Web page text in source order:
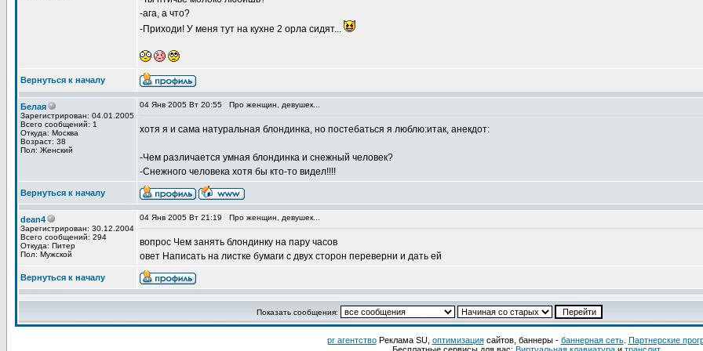
-ага, а что?
-Приходи! У меня тут на кухне 2 орла сидят...
Вернуться к началу
Белая
Зарегистрирован: 04.01.2005
Всего сообщений: 1
Откуда: Москва
Возраст: 38
Пол: Женский
04 Янв 2005 Вт 20:55 Про женщин, девушек...
хотя я и сама натуральная блондинка, но постебаться я люблю:итак, анекдот:
-Чем различается умная блондинка и снежный человек?
-Снежного человека хотя бы кто-то видел!!!!
Вернуться к началу
dean4
Зарегистрирован: 30.12.2004
Всего сообщений: 294
Откуда: Питер
Пол: Мужской
04 Янв 2005 Вт 21:19 Про женщин, девушек...
вопрос Чем занять блондинку на пару часов
овет Написать на листке бумаги с двух сторон переверни и дать ей
Вернуться к началу
Показать сообщения:
pr агентствоРеклама SU, оптимизациясайтов, баннеры - баннерная сеть. Партнерские